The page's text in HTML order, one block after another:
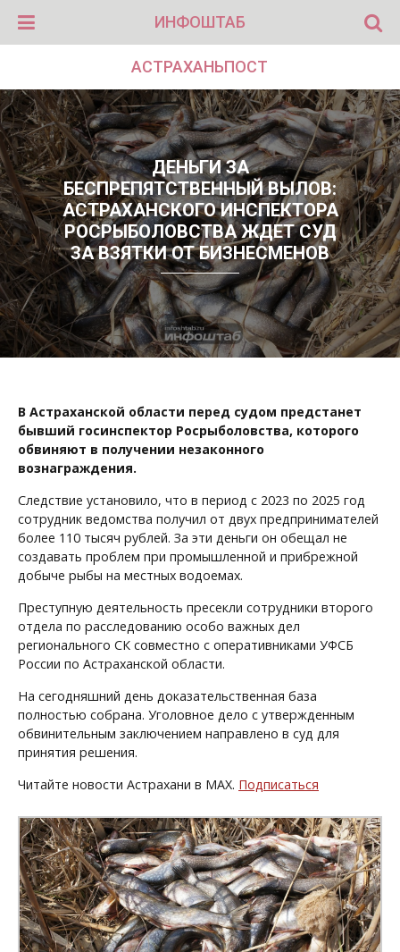
ИНФОШТАБ
АСТРАХАНЬПОСТ
ДЕНЬГИ ЗА
БЕСПРЕПЯТСТВЕННЫЙ ВЫЛОВ:
АСТРАХАНСКОГО ИНСПЕКТОРА
РОСРЫБОЛОВСТВА ЖДЕТ СУД
ЗА ВЗЯТКИ ОТ БИЗНЕСМЕНОВ
В Астраханской области перед судом предстанет
бывший госинспектор Росрыболовства, которого
обвиняют в получении незаконного
вознаграждения.
Следствие установило, что в период с 2023 по 2025 год
сотрудник ведомства получил от двух предпринимателей
более 110 тысяч рублей. За эти деньги он обещал не
создавать проблем при промышленной и прибрежной
добыче рыбы на местных водоемах.
Преступную деятельность пресекли сотрудники второго
отдела по расследованию особо важных дел
регионального СК совместно с оперативниками УФСБ
России по Астраханской области.
На сегодняшний день доказательственная база
полностью собрана. Уголовное дело с утвержденным
обвинительным заключением направлено в суд для
принятия решения.
Читайте новости Астрахани в MAX. Подписаться